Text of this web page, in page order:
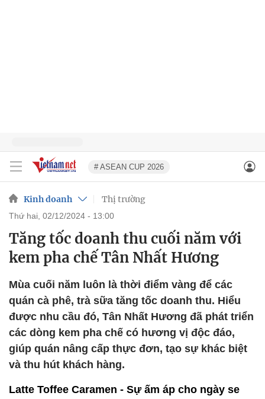
# ASEAN CUP 2026
Kinh doanh Thị trường
thứ hai, 02/12/2024 - 13:00
Tăng tốc doanh thu cuối năm với
kem pha chế Tân Nhất Hương
Mùa cuối năm luôn là thời điểm vàng để các
quán cà phê, trà sữa tăng tốc doanh thu. Hiểu
được nhu cầu đó, Tân Nhất Hương đã phát triển
các dòng kem pha chế có hương vị độc đáo,
giúp quán nâng cấp thực đơn, tạo sự khác biệt
và thu hút khách hàng.
Latte Toffee Caramen - Sự ấm áp cho ngày se